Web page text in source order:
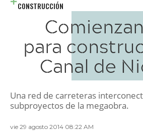
CONSTRUCCIÓN
para
Canal de
Una red de carreteras
subproyectos de la megaobra.
vie 29 agosto 2014 08:22 AM